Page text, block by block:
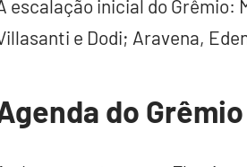
escalação inicial do Grêmio:
e Dodi; Aravena,
do Grêmio